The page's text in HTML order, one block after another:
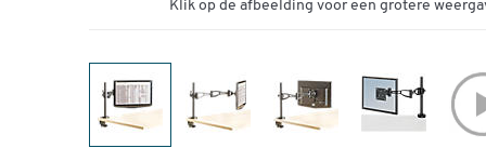
Klik op de afbeelding voor een grotere